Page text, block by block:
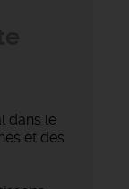
dans le
et des